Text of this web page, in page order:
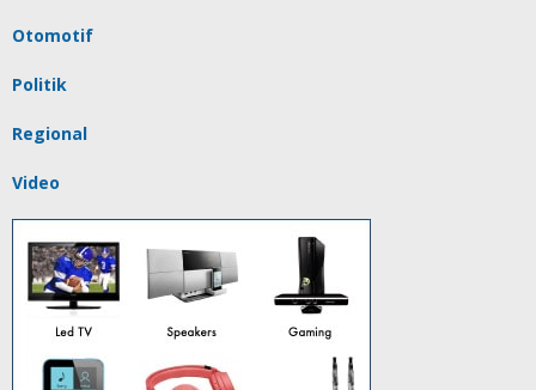
Otomotif
Politik
Regional
Video